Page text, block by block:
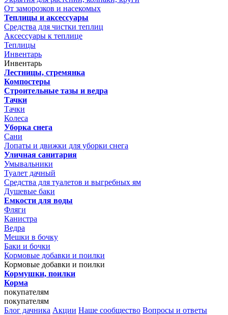
От заморозков и насекомых
Теплицы и аксессуары
Средства для чистки теплиц
Аксессуары к теплице
Теплицы
Инвентарь
Инвентарь
Лестницы, стремянка
Компостеры
Строительные тазы и ведра
Тачки
Тачки
Колеса
Уборка снега
Сани
Лопаты и движки для уборки снега
Уличная санитария
Умывальники
Туалет дачный
Средства для туалетов и выгребных ям
Душевые баки
Емкости для воды
Фляги
Канистра
Ведра
Мешки в бочку
Баки и бочки
Кормовые добавки и поилки
Кормовые добавки и поилки
Кормушки, поилки
Корма
покупателям
покупателям
Блог дачника Акции Наше сообщество Вопросы и ответы